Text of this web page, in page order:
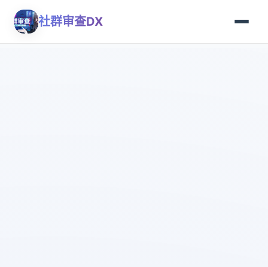
社群审查DX